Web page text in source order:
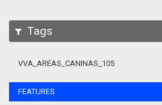
Tags
VVA_AREAS_CANINAS_105
FEATURES